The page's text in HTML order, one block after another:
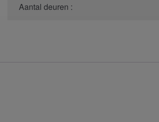
Aantal deuren :